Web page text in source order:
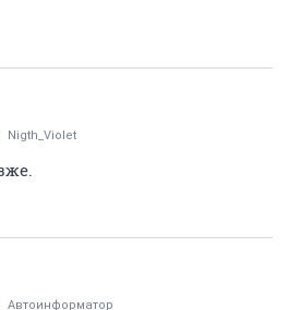
Nigth_Violet
Автоинформатор